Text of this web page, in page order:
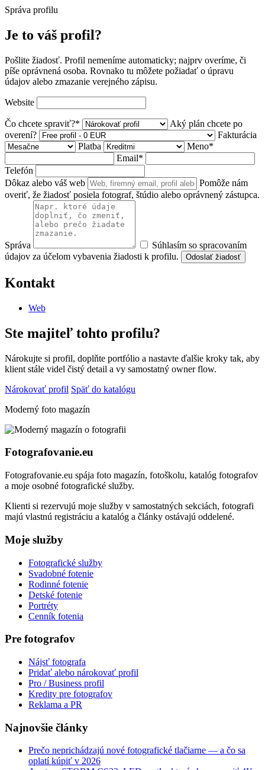
Správa profilu
Je to váš profil?
Pošlite žiadosť. Profil nemeníme automaticky; najprv overíme, či
píše oprávnená osoba. Rovnako tu môžete požiadať o úpravu
údajov alebo zmazanie verejného zápisu.
Website
Čo chcete spraviť?*
Aký plán chcete po
overení?
Fakturácia
Platba
Meno*
Email*
Telefón
Dôkaz alebo váš web
Pomôže nám
overiť, že žiadosť posiela fotograf, štúdio alebo oprávnený zástupca.
Správa
Súhlasím so spracovaním
údajov za účelom vybavenia žiadosti k profilu.
Odoslať žiadosť
Kontakt
Web
Ste majiteľ tohto profilu?
Nárokujte si profil, doplňte portfólio a nastavte ďalšie kroky tak, aby
klient stále videl čistý detail a vy samostatný owner flow.
Nárokovať profil Späť do katalógu
Moderný foto magazín
Fotografovanie.eu
Fotografovanie.eu spája foto magazín, fotoškolu, katalóg fotografov
a moje osobné fotografické služby.
Klienti si rezervujú moje služby v samostatných sekciách, fotografi
majú vlastnú registráciu a katalóg a články ostávajú oddelené.
Moje služby
Fotografické služby
Svadobné fotenie
Rodinné fotenie
Detské fotenie
Portréty
Cenník fotenia
Pre fotografov
Nájsť fotografa
Pridať alebo nárokovať profil
Pro / Business profil
Kredity pre fotografov
Reklama a PR
Najnovšie články
Prečo neprichádzajú nové fotografické tlačiarne — a čo sa
oplatí kúpiť v 2026